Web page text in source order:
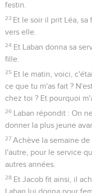
festin.
23 Et le soir il prit Léa,
vers elle.
24 Et Laban donna sa
fille.
25 Et le matin, voici,
ce que tu m'as fait ?
chez toi ? Et pourquoi
26 Laban répondit : On
donner la plus jeune
27 Achève la semaine
l'autre, pour le service
autres années.
28 Et Jacob fit ainsi, il
Laban lui donna pour